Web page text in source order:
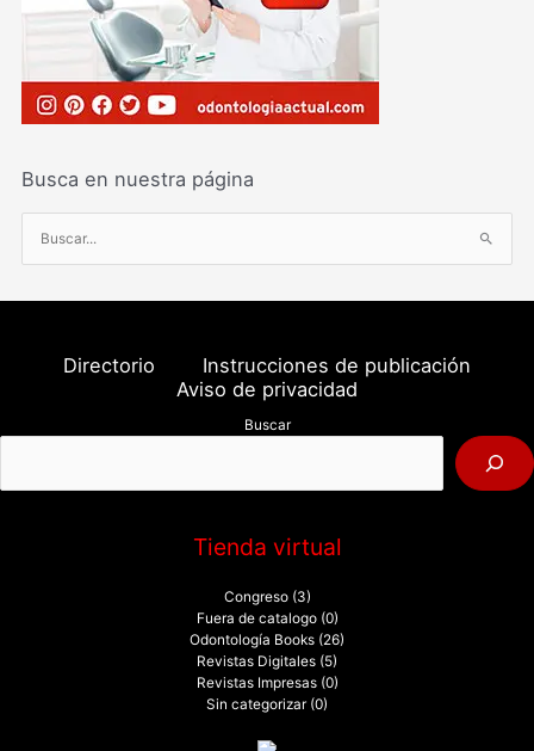
Busca en nuestra página
u
s
o
:
Directorio
Instrucciones de publicación
Aviso de privacidad
Buscar
Tienda virtual
Congreso (3)
Fuera de catalogo (0)
Odontología Books (26)
Revistas Digitales (5)
Revistas Impresas (0)
Sin categorizar (0)